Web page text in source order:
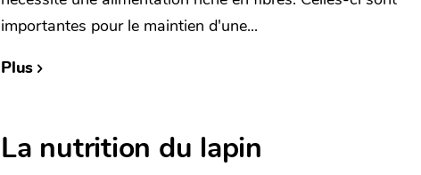
importantes pour le maintien d'une...
Plus
La nutrition du lapin